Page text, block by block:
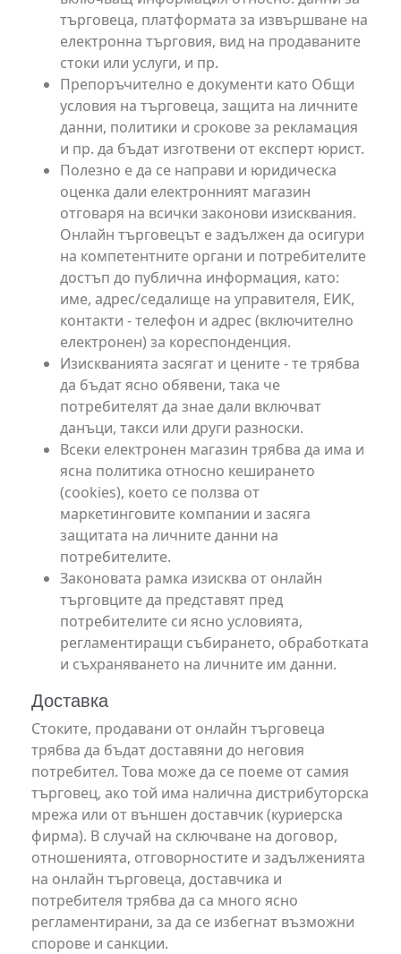
търговеца, платформата за извършване на
електронна търговия, вид на продаваните
стоки или услуги, и пр.
Препоръчително е документи като Общи
условия на търговеца, защита на личните
данни, политики и срокове за рекламация
и пр. да бъдат изготвени от експерт юрист.
Полезно е да се направи и юридическа
оценка дали електронният магазин
отговаря на всички законови изисквания.
Онлайн търговецът е задължен да осигури
на компетентните органи и потребителите
достъп до публична информация, като:
име, адрес/седалище на управителя, ЕИК,
контакти - телефон и адрес (включително
електронен) за кореспонденция.
Изискванията засягат и цените - те трябва
да бъдат ясно обявени, така че
потребителят да знае дали включват
данъци, такси или други разноски.
Всеки електронен магазин трябва да има и
ясна политика относно кеширането
(cookies), което се ползва от
маркетинговите компании и засяга
защитата на личните данни на
потребителите.
Законовата рамка изисква от онлайн
търговците да представят пред
потребителите си ясно условията,
регламентиращи събирането, обработката
и съхраняването на личните им данни.
Доставка
Стоките, продавани от онлайн търговеца
трябва да бъдат доставяни до неговия
потребител. Това може да се поеме от самия
търговец, ако той има налична дистрибуторска
мрежа или от външен доставчик (куриерска
фирма). В случай на сключване на договор,
отношенията, отговорностите и задълженията
на онлайн търговеца, доставчика и
потребителя трябва да са много ясно
регламентирани, за да се избегнат възможни
спорове и санкции.